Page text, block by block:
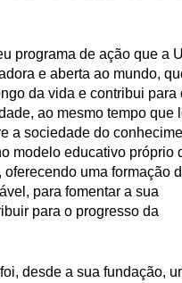
programa de ação que a
e aberta ao mundo,
da vida e contribui para
ao mesmo tempo que
a sociedade do
modelo educativo próprio
uma formação
para fomentar a sua
para o progresso da
desde a sua fundação,